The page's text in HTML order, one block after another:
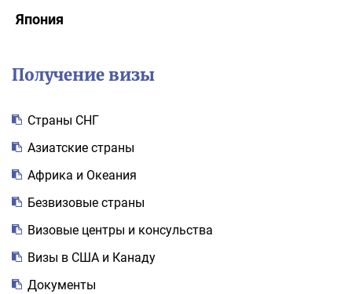
Япония
Получение визы
Cтраны СНГ
Азиатские страны
Африка и Океания
Безвизовые страны
Визовые центры и консульства
Визы в США и Канаду
Документы